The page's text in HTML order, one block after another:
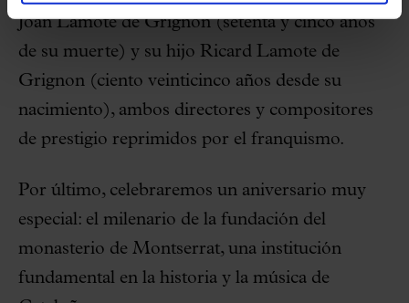
Joan Lamote de Grignon (setenta y cinco años
de su muerte) y su hijo Ricard Lamote de
Grignon (ciento veinticinco años desde su
nacimiento), ambos directores y compositores
de prestigio reprimidos por el franquismo.
Por último, celebraremos un aniversario muy
especial: el milenario de la fundación del
monasterio de Montserrat, una institución
fundamental en la historia y la música de